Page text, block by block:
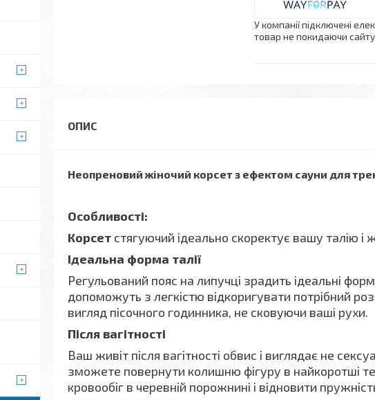
У компанії підключені
товар не покидаючи
Неопреновий жіночий корсет з ефектом сауни для
Особливості:
Корсет стягуючий ідеально скоректує вашу талію і
Ідеальна форма талії
Регульований пояс на липучці зрадить ідеальні
допоможуть з легкістю відкоригувати потрібний
вигляд пісочного годинника, не сковуючи ваші рухи.
Після вагітності
Ваш живіт після вагітності обвис і виглядає не
зможете повернути колишню фігуру в найкоротші
кровообіг в черевній порожнині і відновити